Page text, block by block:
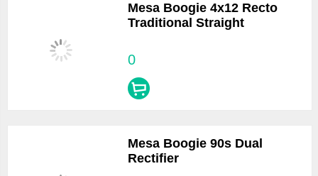
Mesa Boogie 4x12 Recto
Traditional Straight
0
Mesa Boogie 90s Dual
Rectifier